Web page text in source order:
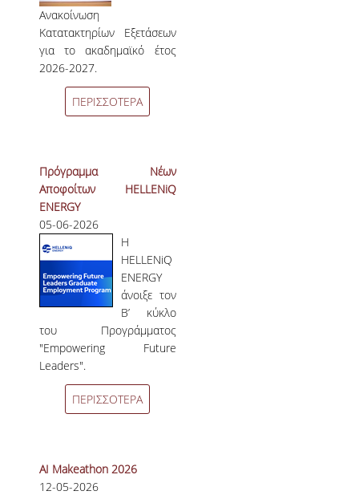
Ανακοίνωση
Κατατακτηρίων Εξετάσεων
για το ακαδημαϊκό έτος
2026-2027.
ΠΕΡΙΣΣΟΤΕΡΑ
Πρόγραμμα Νέων
Αποφοίτων HELLENiQ
ENERGY
05-06-2026
Η
HELLENiQ
ENERGΥ
άνοιξε τον
Β’ κύκλο
του Προγράμματος
"Empowering Future
Leaders".
ΠΕΡΙΣΣΟΤΕΡΑ
AI Makeathon 2026
12-05-2026